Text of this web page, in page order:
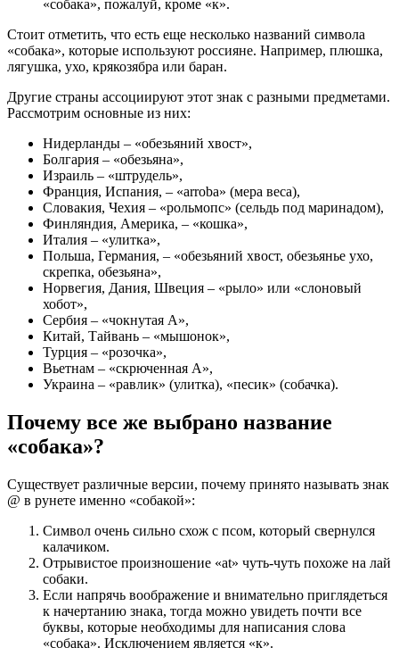
«собака», пожалуй, кроме «к».
Стоит отметить, что есть еще несколько названий символа
«собака», которые используют россияне. Например, плюшка,
лягушка, ухо, крякозябра или баран.
Другие страны ассоциируют этот знак с разными предметами.
Рассмотрим основные из них:
Нидерланды – «обезьяний хвост»,
Болгария – «обезьяна»,
Израиль – «штрудель»,
Франция, Испания, – «arroba» (мера веса),
Словакия, Чехия – «рольмопс» (сельдь под маринадом),
Финляндия, Америка, – «кошка»,
Италия – «улитка»,
Польша, Германия, – «обезьяний хвост, обезьянье ухо,
скрепка, обезьяна»,
Норвегия, Дания, Швеция – «рыло» или «слоновый
хобот»,
Сербия – «чокнутая A»,
Китай, Тайвань – «мышонок»,
Турция – «розочка»,
Вьетнам – «скрюченная A»,
Украина – «равлик» (улитка), «песик» (собачка).
Почему все же выбрано название
«собака»?
Существует различные версии, почему принято называть знак
@ в рунете именно «собакой»:
Символ очень сильно схож с псом, который свернулся
калачиком.
Отрывистое произношение «at» чуть-чуть похоже на лай
собаки.
Если напрячь воображение и внимательно приглядеться
к начертанию знака, тогда можно увидеть почти все
буквы, которые необходимы для написания слова
«собака». Исключением является «к».